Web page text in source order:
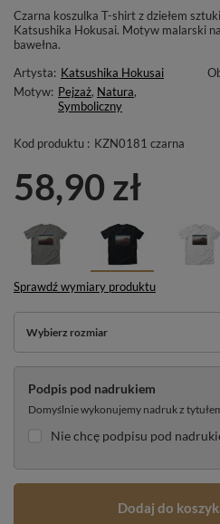
Czarna koszulka T-shirt z dziełem
Katsushika Hokusai. Motyw malarski
bawełna.
Artysta: Katsushika Hokusai
Motyw: Pejzaż, Natura,
Symboliczny
Kod produktu : KZN0181 czarna
58,90 zł
Sprawdź wymiary produktu
Wybierz rozmiar
Podpis pod nadrukiem
Domyślnie wykonujemy nadruk z
Nie chcę podpisu pod
Dodaj do